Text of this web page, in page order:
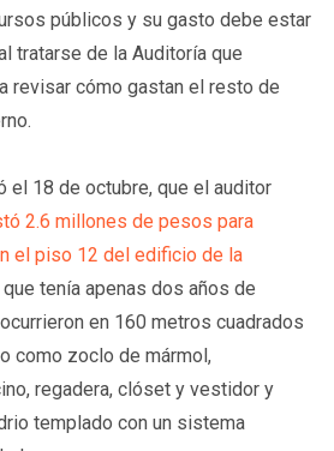
públicos y su gasto debe estar
tratarse de la Auditoría que
revisar cómo gastan el resto de
el 18 de octubre, que el auditor
2.6 millones de pesos para
el piso 12 del edificio de la
tenía apenas dos años de
en 160 metros cuadrados
como zoclo de mármol,
regadera, clóset y vestidor y
templado con un sistema